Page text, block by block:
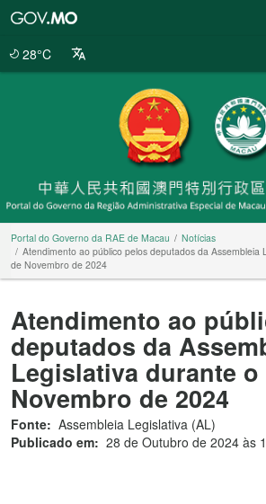
28°C
Portal do Governo da RAE de Macau
Notícias
Atendimento ao público pelos deputados da Assembleia
de Novembro de 2024
Atendimento ao
deputados da
Legislativa durante o
Novembro de 2024
Fonte: Assembleia Legislativa (AL)
Publicado em: 28 de Outubro de 2024 às